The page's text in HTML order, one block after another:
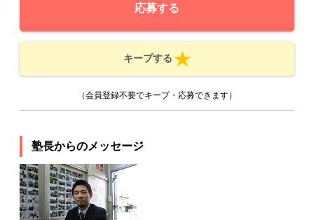
応募する
キープする
（会員登録不要でキープ・応募できます）
塾長からのメッセージ